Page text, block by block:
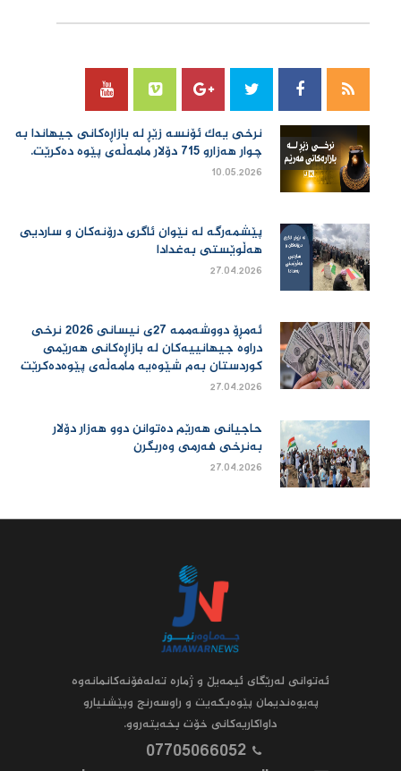
نرخی یەك ئۆنسە زێڕ لە بازاڕەكانی جیهاندا بە
چوار هەزارو 715 دۆلار مامەڵەی پێوە دەكرێت.
10.05.2026
پێشمەرگە لە نێوان ئاگری درۆنەکان و ساردیی
هەڵوێستی بەغدادا
27.04.2026
ئەمڕۆ دووشەممە 27ی نیسانی 2026 نرخی
دراوە جیهانییەكان لە بازاڕەكانی هەرێمی
كوردستان بەم شێوەیە مامەڵەی پێوەدەكرێت
27.04.2026
حاجیانی هەرێم دەتوانن دوو هەزار دۆلار
بەنرخی فەرمی وەربگرن
27.04.2026
ئه‌توانى له‌رێگاى ئیمه‌یڵ و ژماره‌ ته‌له‌فۆنه‌کانمانه‌وه‌
په‌یوه‌ندیمان پێوه‌بکه‌یت و راوسه‌رنج وپێشنیارو
داواکاریه‌کانى خۆت بخه‌یته‌روو.
07705066052